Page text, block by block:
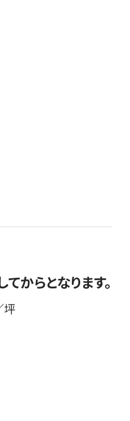
からとなります。
坪